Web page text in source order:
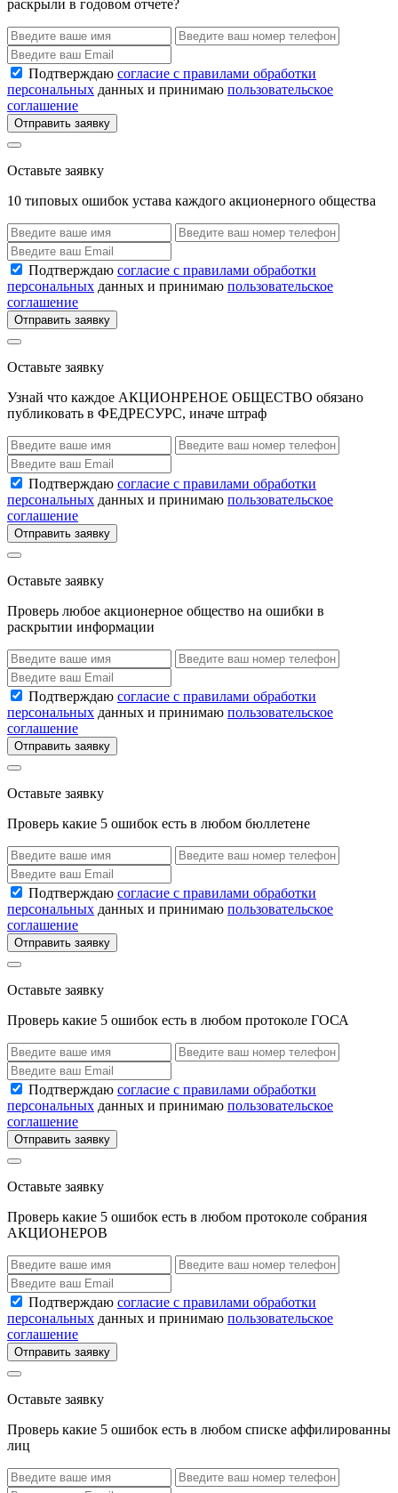
раскрыли в годовом отчете?
Подтверждаю согласие с правилами обработки
персональных данных и принимаю пользовательское
соглашение
Отправить заявку
Оставьте заявку
10 типовых ошибок устава каждого акционерного общества
Подтверждаю согласие с правилами обработки
персональных данных и принимаю пользовательское
соглашение
Отправить заявку
Оставьте заявку
Узнай что каждое АКЦИОНРЕНОЕ ОБЩЕСТВО обязано
публиковать в ФЕДРЕСУРС, иначе штраф
Подтверждаю согласие с правилами обработки
персональных данных и принимаю пользовательское
соглашение
Отправить заявку
Оставьте заявку
Проверь любое акционерное общество на ошибки в
раскрытии информации
Подтверждаю согласие с правилами обработки
персональных данных и принимаю пользовательское
соглашение
Отправить заявку
Оставьте заявку
Проверь какие 5 ошибок есть в любом бюллетене
Подтверждаю согласие с правилами обработки
персональных данных и принимаю пользовательское
соглашение
Отправить заявку
Оставьте заявку
Проверь какие 5 ошибок есть в любом протоколе ГОСА
Подтверждаю согласие с правилами обработки
персональных данных и принимаю пользовательское
соглашение
Отправить заявку
Оставьте заявку
Проверь какие 5 ошибок есть в любом протоколе собрания
АКЦИОНЕРОВ
Подтверждаю согласие с правилами обработки
персональных данных и принимаю пользовательское
соглашение
Отправить заявку
Оставьте заявку
Проверь какие 5 ошибок есть в любом списке аффилированны
лиц